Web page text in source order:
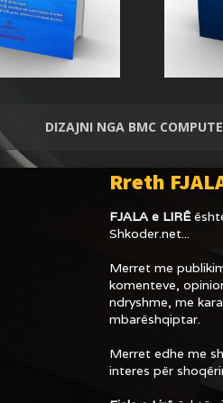
DIZAJNI NGA BMC
Rreth
FJALA e LIRË
Shkoder.net...
Merret me
komenteve,
ndryshme, me
mbarëshqiptar.
Merret edhe me
interes për